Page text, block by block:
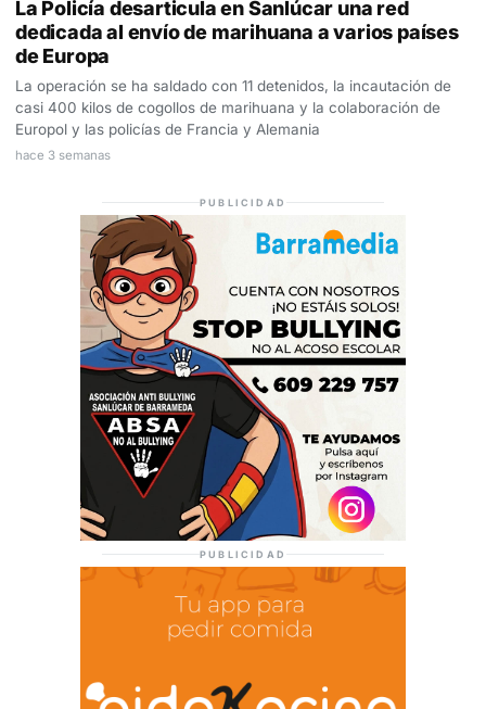
La Policía desarticula en Sanlúcar una red
dedicada al envío de marihuana a varios países
de Europa
La operación se ha saldado con 11 detenidos, la incautación de
casi 400 kilos de cogollos de marihuana y la colaboración de
Europol y las policías de Francia y Alemania
hace 3 semanas
PUBLICIDAD
PUBLICIDAD